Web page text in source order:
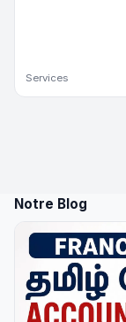
Services
Notre Blog